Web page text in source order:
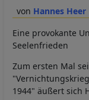
Hannes Heer
Eine provokante
Seelenfrieden
Zum ersten Mal
1944" äußert sich